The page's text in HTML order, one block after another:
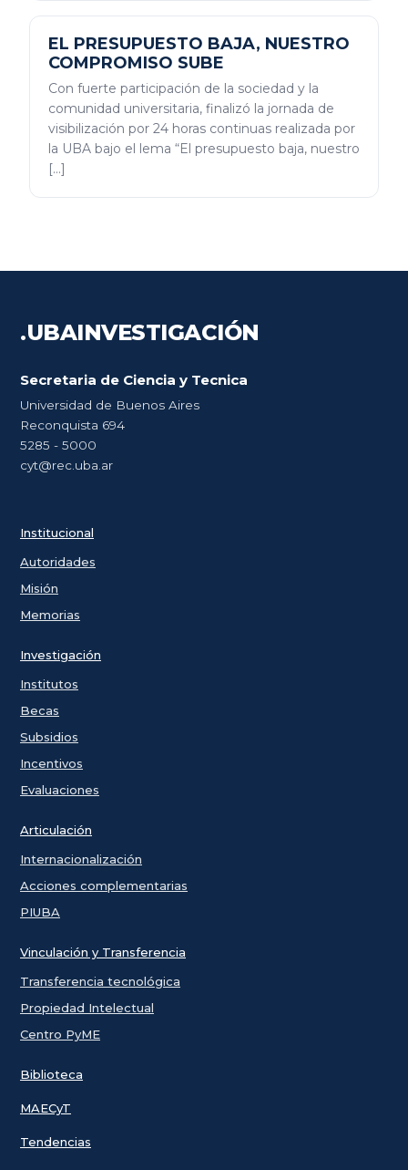
EL PRESUPUESTO BAJA, NUESTRO
COMPROMISO SUBE
Con fuerte participación de la sociedad y la
comunidad universitaria, finalizó la jornada de
visibilización por 24 horas continuas realizada por
la UBA bajo el lema “El presupuesto baja, nuestro
[…]
.UBAINVESTIGACIÓN
Secretaria de Ciencia y Tecnica
Universidad de Buenos Aires
Reconquista 694
5285 - 5000
cyt@rec.uba.ar
Institucional
Autoridades
Misión
Memorias
Investigación
Institutos
Becas
Subsidios
Incentivos
Evaluaciones
Articulación
Internacionalización
Acciones complementarias
PIUBA
Vinculación y Transferencia
Transferencia tecnológica
Propiedad Intelectual
Centro PyME
Biblioteca
MAECyT
Tendencias